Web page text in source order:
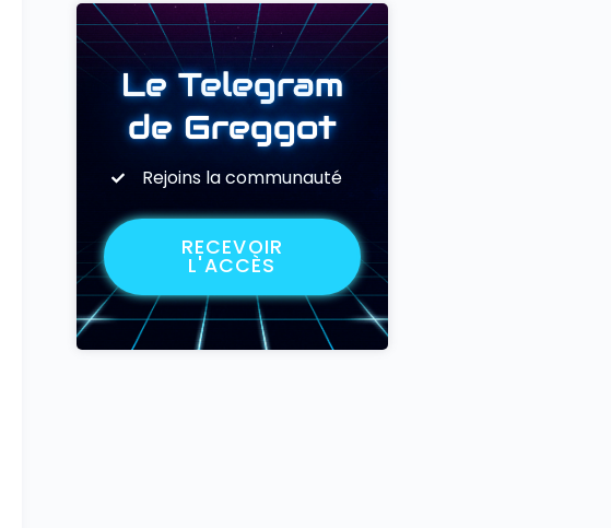
Le Telegram
de Greggot
Rejoins la communauté
RECEVOIR
L'ACCÈS